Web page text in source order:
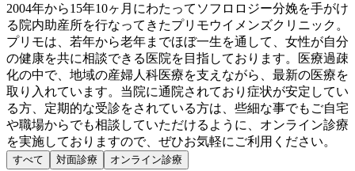
2004年から15年10ヶ月にわたってソフロロジー分娩を手がけ
る院内助産所を行なってきたプリモウイメンズクリニック。
プリモは、若年から老年までほぼ一生を通して、女性が自分
の健康を共に相談できる医院を目指しております。医療過疎
化の中で、地域の産婦人科医療を支えながら、最新の医療を
取り入れています。当院に通院されており症状が安定してい
る方、定期的な受診をされている方は、些細な事でもご自宅
や職場からでも相談していただけるように、オンライン診療
を実施しておりますので、ぜひお気軽にご利用ください。
すべて 対面診療 オンライン診療